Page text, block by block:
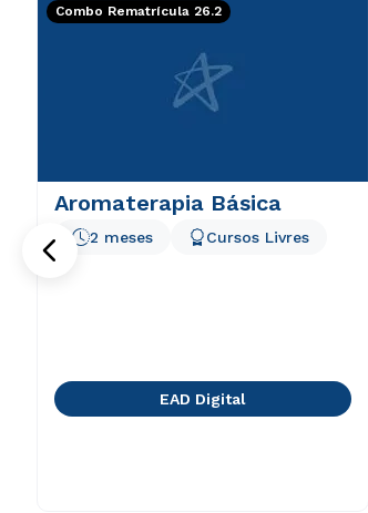
Combo Rematrícula 26.2
Aromaterapia Básica
2 meses Cursos Livres
EAD Digital